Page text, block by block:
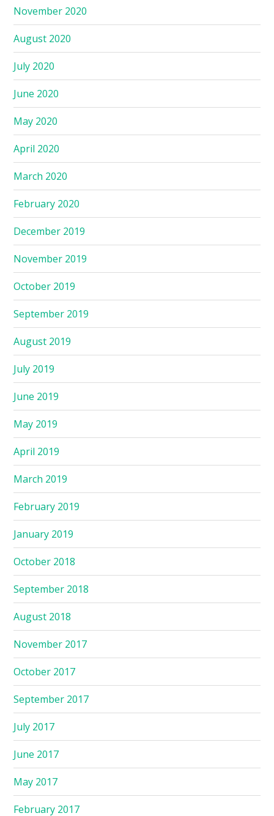
November 2020
August 2020
July 2020
June 2020
May 2020
April 2020
March 2020
February 2020
December 2019
November 2019
October 2019
September 2019
August 2019
July 2019
June 2019
May 2019
April 2019
March 2019
February 2019
January 2019
October 2018
September 2018
August 2018
November 2017
October 2017
September 2017
July 2017
June 2017
May 2017
February 2017